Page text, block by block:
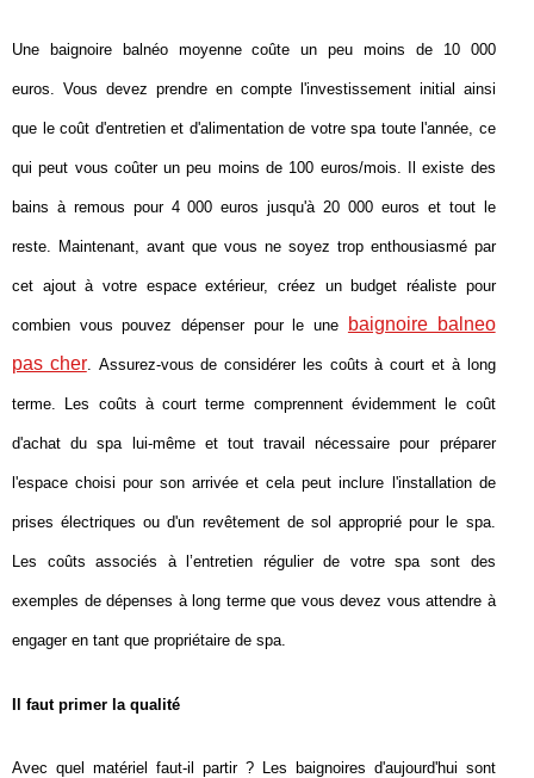
Une baignoire balnéo moyenne coûte un peu moins de 10 000
euros. Vous devez prendre en compte l'investissement initial ainsi
que le coût d'entretien et d'alimentation de votre spa toute l'année, ce
qui peut vous coûter un peu moins de 100 euros/mois. Il existe des
bains à remous pour 4 000 euros jusqu'à 20 000 euros et tout le
reste. Maintenant, avant que vous ne soyez trop enthousiasmé par
cet ajout à votre espace extérieur, créez un budget réaliste pour
combien vous pouvez dépenser pour le une
baignoire balneo
pas cher. Assurez-vous de considérer les coûts à court et à long
terme. Les coûts à court terme comprennent évidemment le coût
d'achat du spa lui-même et tout travail nécessaire pour préparer
l'espace choisi pour son arrivée et cela peut inclure l'installation de
prises électriques ou d'un revêtement de sol approprié pour le spa.
Les coûts associés à l’entretien régulier de votre spa sont des
exemples de dépenses à long terme que vous devez vous attendre à
engager en tant que propriétaire de spa.
Il faut primer la qualité
Avec quel matériel faut-il partir ? Les baignoires d'aujourd'hui sont